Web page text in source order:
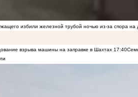
избили железной трубой ночью из-за спора на
взрыва машины на заправке в Шахтах 17:40